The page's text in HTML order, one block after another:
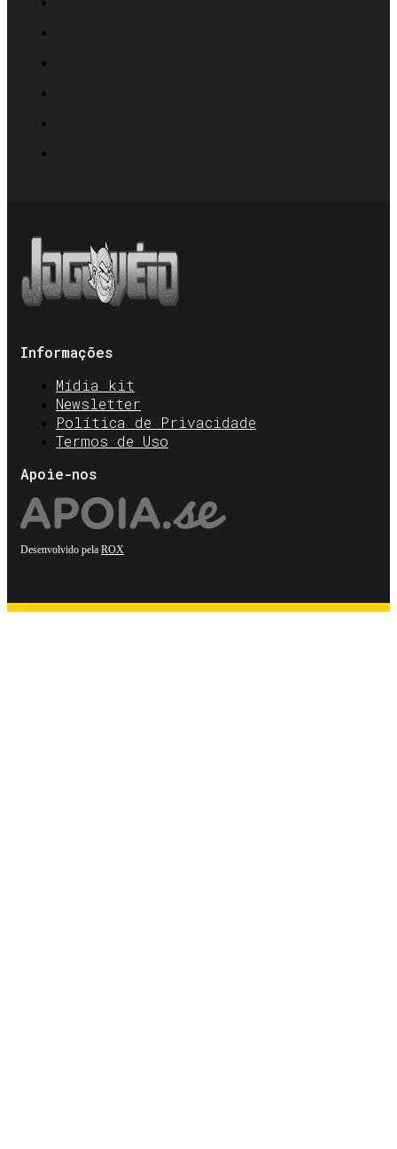
Informações
Mídia kit
Newsletter
Política de Privacidade
Termos de Uso
Apoie-nos
Desenvolvido pela ROX